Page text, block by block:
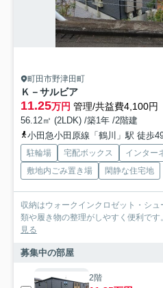
町田市野津田町
Ｋ－サルビア
11.25万円 管理/共益費4,100円
56.12㎡ (2LDK) /築1年 /2階建
小田急小田原線「鶴川」駅 徒歩
駐輪場 宅配ボックス インター
敷地内ごみ置き場
閑静な住宅地
収納はウォークインクロゼット・シ
類や履き物の整理がしやすく便利です
見る
募集中の部屋
2階